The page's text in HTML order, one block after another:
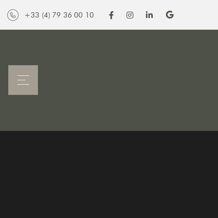
+33 (4) 79 36 00 10